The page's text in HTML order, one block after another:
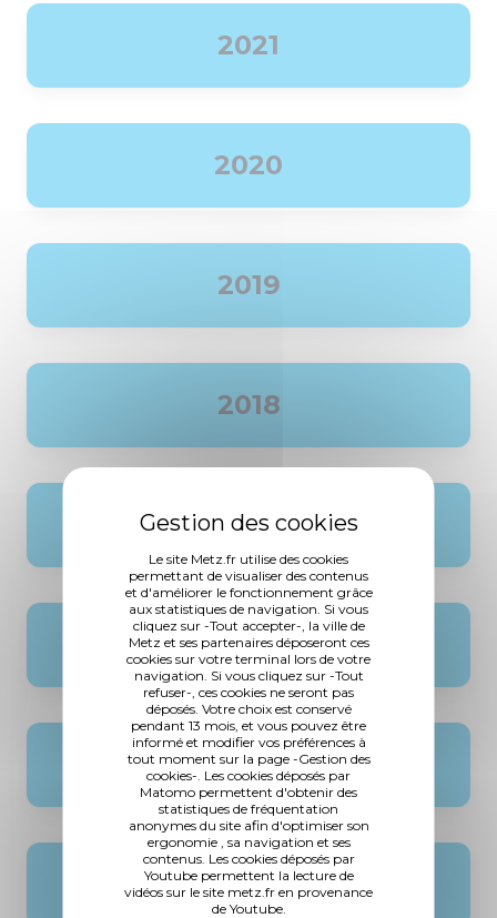
Le site Metz.fr utilise des cookies
permettant de visualiser des contenus
et d'améliorer le fonctionnement grâce
aux statistiques de navigation. Si vous
cliquez sur -Tout accepter-, la ville de
Metz et ses partenaires déposeront ces
cookies sur votre terminal lors de votre
navigation. Si vous cliquez sur -Tout
refuser-, ces cookies ne seront pas
déposés. Votre choix est conservé
pendant 13 mois, et vous pouvez être
informé et modifier vos préférences à
tout moment sur la page -Gestion des
cookies-. Les cookies déposés par
Matomo permettent d'obtenir des
statistiques de fréquentation
anonymes du site afin d'optimiser son
ergonomie , sa navigation et ses
contenus. Les cookies déposés par
Youtube permettent la lecture de
vidéos sur le site metz.fr en provenance
de Youtube.
2021
2020
2019
2018
2017
2016
2015
2014